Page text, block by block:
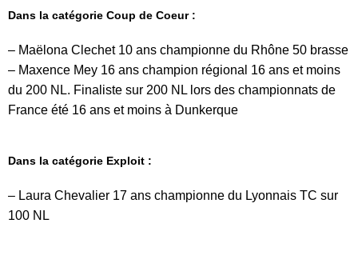
Dans la catégorie Coup de Coeur :
– Maëlona Clechet 10 ans championne du Rhône 50 brasse
– Maxence Mey 16 ans champion régional 16 ans et moins
du 200 NL. Finaliste sur 200 NL lors des championnats de
France été 16 ans et moins à Dunkerque
Dans la catégorie Exploit :
– Laura Chevalier 17 ans championne du Lyonnais TC sur
100 NL